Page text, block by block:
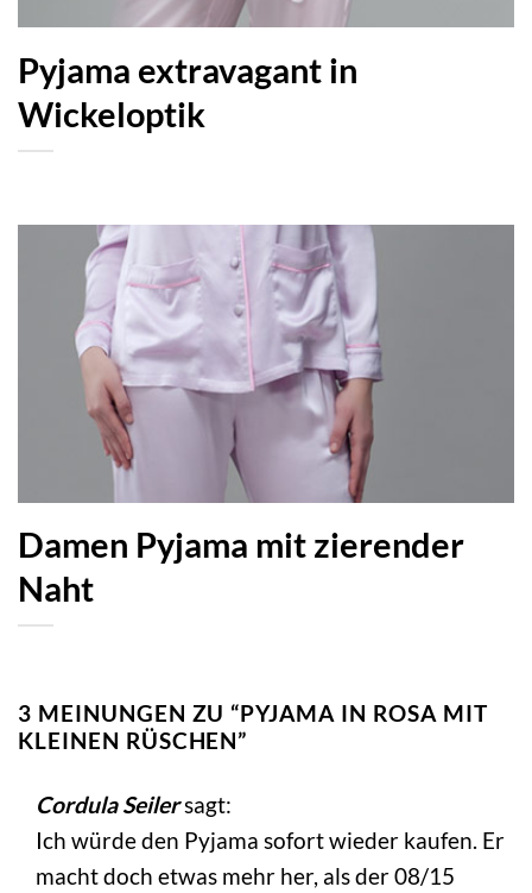
Pyjama extravagant in
Wickeloptik
Damen Pyjama mit zierender
Naht
3 MEINUNGEN ZU “PYJAMA IN ROSA MIT
KLEINEN RÜSCHEN”
Cordula Seilersagt:
Ich würde den Pyjama sofort wieder kaufen. Er
macht doch etwas mehr her, als der 08/15